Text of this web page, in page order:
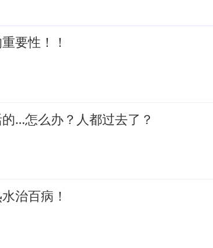
要性！！
…怎么办？人都过去了？
治百病！